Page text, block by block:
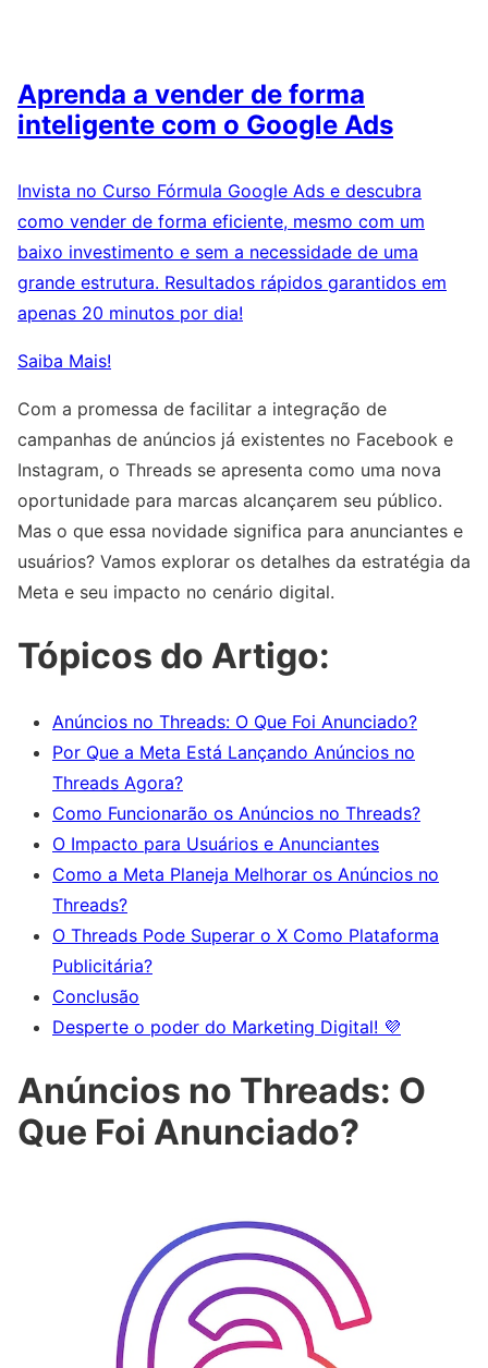
Aprenda a vender de forma
inteligente com o Google Ads
Invista no Curso Fórmula Google Ads e descubra
como vender de forma eficiente, mesmo com um
baixo investimento e sem a necessidade de uma
grande estrutura. Resultados rápidos garantidos em
apenas 20 minutos por dia!
Saiba Mais!
Com a promessa de facilitar a integração de
campanhas de anúncios já existentes no Facebook e
Instagram, o Threads se apresenta como uma nova
oportunidade para marcas alcançarem seu público.
Mas o que essa novidade significa para anunciantes e
usuários? Vamos explorar os detalhes da estratégia da
Meta e seu impacto no cenário digital.
Tópicos do Artigo:
Anúncios no Threads: O Que Foi Anunciado?
Por Que a Meta Está Lançando Anúncios no
Threads Agora?
Como Funcionarão os Anúncios no Threads?
O Impacto para Usuários e Anunciantes
Como a Meta Planeja Melhorar os Anúncios no
Threads?
O Threads Pode Superar o X Como Plataforma
Publicitária?
Conclusão
Desperte o poder do Marketing Digital! 💜
Anúncios no Threads: O
Que Foi Anunciado?